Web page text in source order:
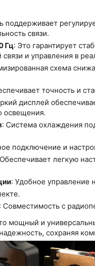
поддерживает
связи.
Гц: Это гарантирует
и управления в
схема
точность и
дисплей
освещения.
: Система охлаждения
подключение и
легкую
: Удобное управление
: Совместимость с
мощный и
сохраняя